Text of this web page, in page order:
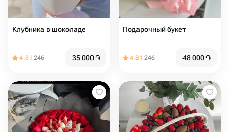
Клубника в шоколаде
4.81 246 35 000֏
Подарочный букет
4.81 246 48 000֏